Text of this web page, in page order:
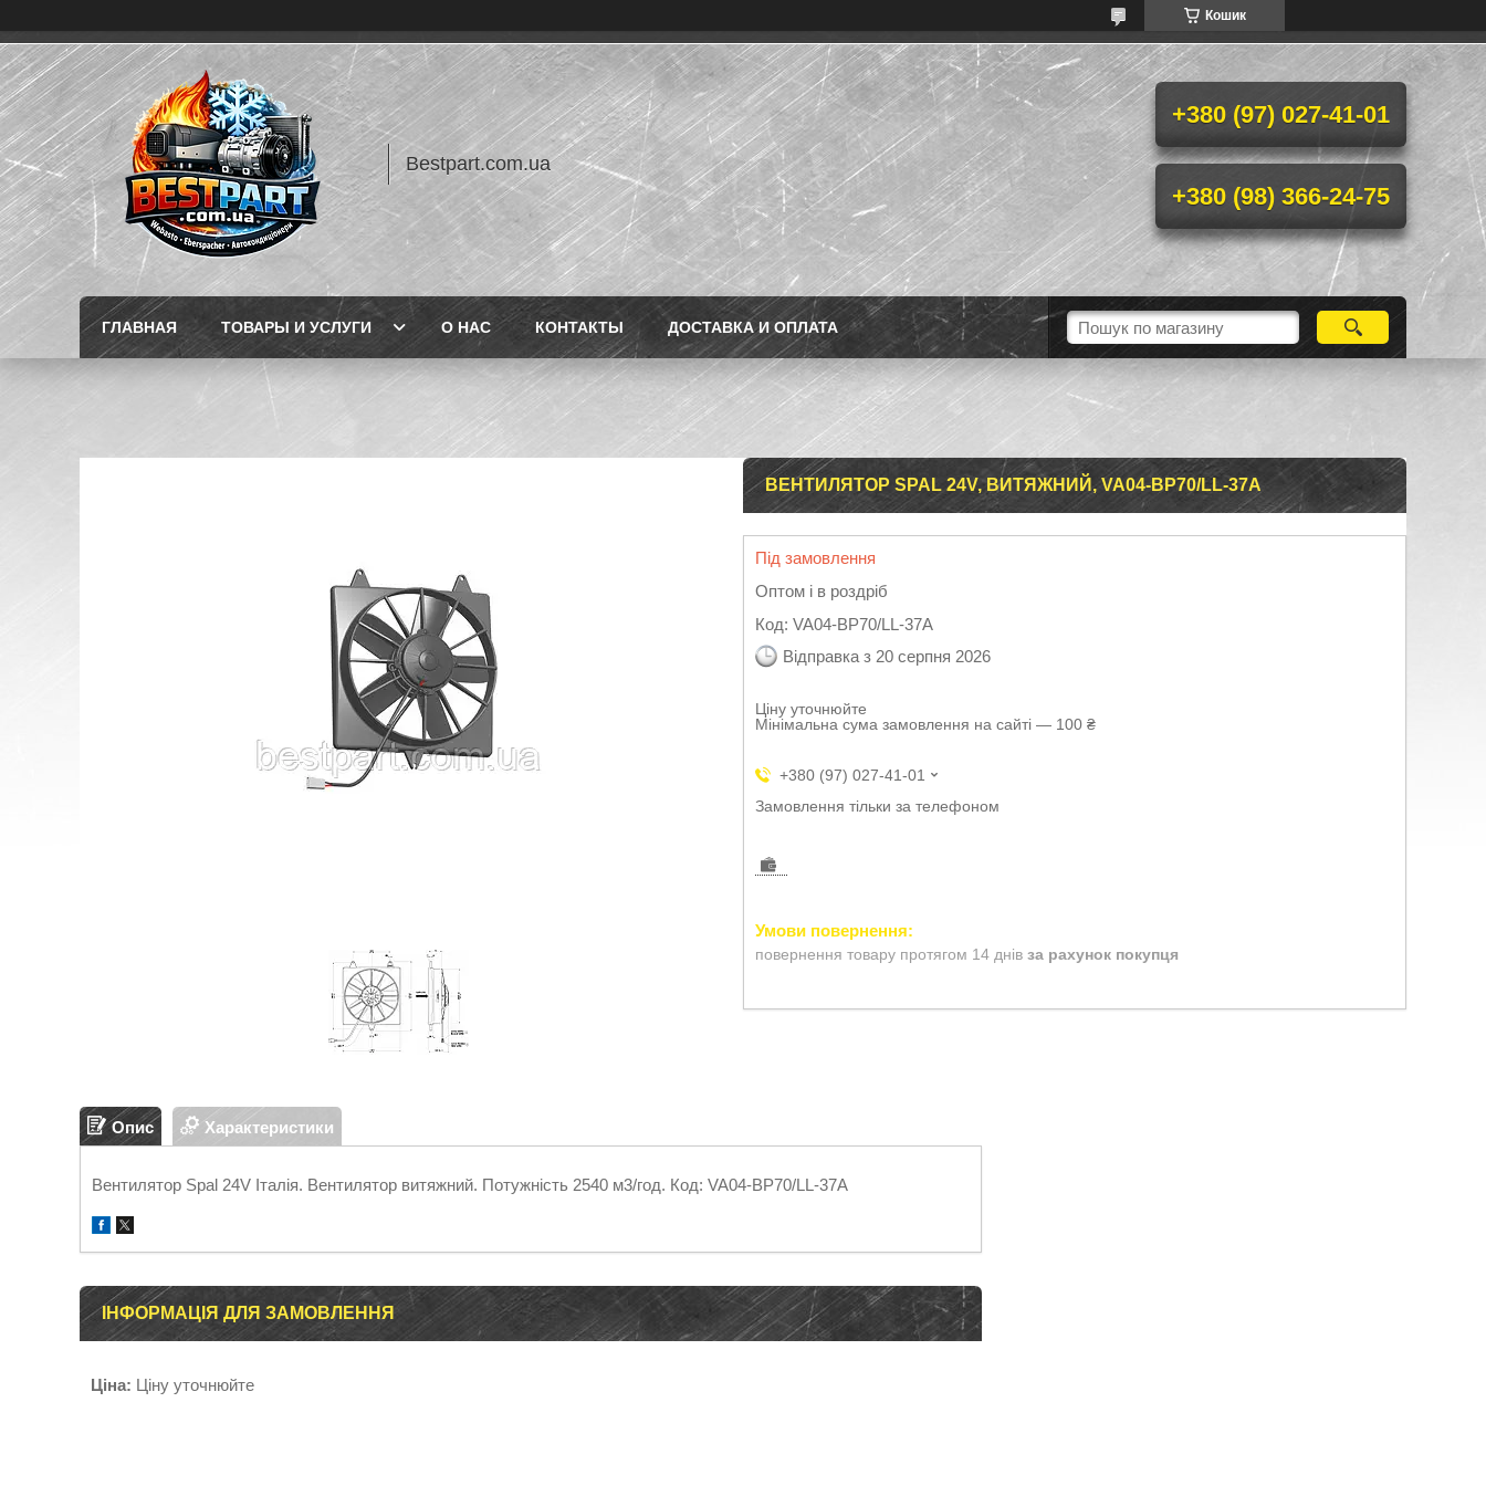
Кошик
Bestpart.com.ua
+380 (97) 027-41-01
+380 (98) 366-24-75
ГЛАВНАЯ ТОВАРЫ И УСЛУГИ О НАС КОНТАКТЫ ДОСТАВКА И ОПЛАТА
ВЕНТИЛЯТОР SPAL 24V, ВИТЯЖНИЙ, VA04-BP70/LL-37A
Під замовлення
Оптом і в роздріб
Код: VA04-BP70/LL-37A
Відправка з 20 серпня 2026
Ціну уточнюйте
Мінімальна сума замовлення на сайті — 100 ₴
+380 (97) 027-41-01
Замовлення тільки за телефоном
повернення товару протягом 14 днів за рахунок покупця
Опис Характеристики
Вентилятор Spal 24V Італія. Вентилятор витяжний. Потужність 2540 м3/год. Код: VA04-BP70/LL-37A
ІНФОРМАЦІЯ ДЛЯ ЗАМОВЛЕННЯ
Ціна: Ціну уточнюйте